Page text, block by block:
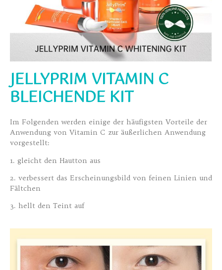
JELLYPRIM VITAMIN C
BLEICHENDE KIT
Im Folgenden werden einige der häufigsten Vorteile der
Anwendung von Vitamin C zur äußerlichen Anwendung
vorgestellt:
1. gleicht den Hautton aus
2. verbessert das Erscheinungsbild von feinen Linien und
Fältchen
3. hellt den Teint auf